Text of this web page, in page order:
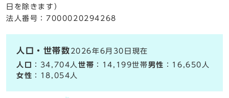
日を除きます）
法人番号：7000020294268
人口・世帯数 2026年6月30日現在
人口
：34,704人世帯 ：14,199世帯男性 ：16,650人
女性 ：18,054人